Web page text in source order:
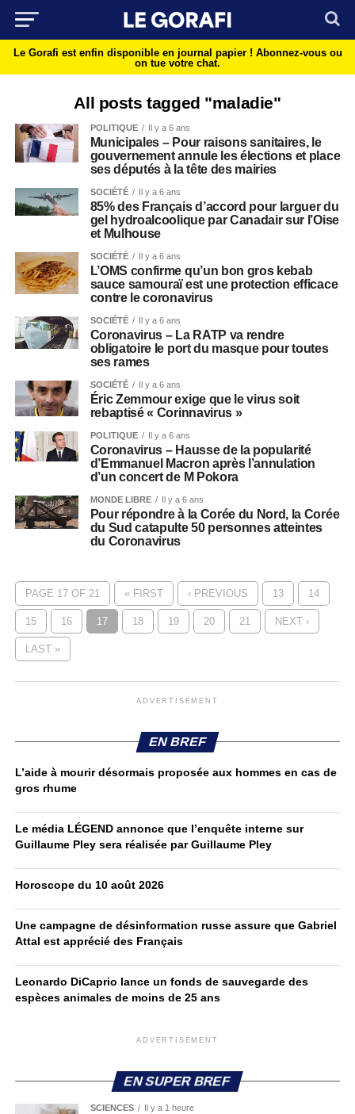
Le Gorafi est enfin disponible en journal papier ! Abonnez-vous ou
on tue votre chat.
All posts tagged "maladie"
POLITIQUE Il y a 6 ans
Municipales – Pour raisons sanitaires, le
gouvernement annule les élections et place
ses députés à la tête des mairies
SOCIÉTÉ Il y a 6 ans
85% des Français d’accord pour larguer du
gel hydroalcoolique par Canadair sur l’Oise
et Mulhouse
SOCIÉTÉ Il y a 6 ans
L’OMS confirme qu’un bon gros kebab
sauce samouraï est une protection efficace
contre le coronavirus
SOCIÉTÉ Il y a 6 ans
Coronavirus – La RATP va rendre
obligatoire le port du masque pour toutes
ses rames
SOCIÉTÉ Il y a 6 ans
Éric Zemmour exige que le virus soit
rebaptisé « Corinnavirus »
POLITIQUE Il y a 6 ans
Coronavirus – Hausse de la popularité
d’Emmanuel Macron après l’annulation
d’un concert de M Pokora
MONDE LIBRE Il y a 6 ans
Pour répondre à la Corée du Nord, la Corée
du Sud catapulte 50 personnes atteintes
du Coronavirus
PAGE 17 OF 21 « FIRST ‹ PREVIOUS 13 14
15 16 17 18 19 20 21 NEXT ›
LAST »
ADVERTISEMENT
EN BREF
L’aide à mourir désormais proposée aux hommes en cas de
gros rhume
Le média LÉGEND annonce que l’enquête interne sur
Guillaume Pley sera réalisée par Guillaume Pley
Horoscope du 10 août 2026
Une campagne de désinformation russe assure que Gabriel
Attal est apprécié des Français
Leonardo DiCaprio lance un fonds de sauvegarde des
espèces animales de moins de 25 ans
ADVERTISEMENT
EN SUPER BREF
SCIENCES Il y a 1 heure